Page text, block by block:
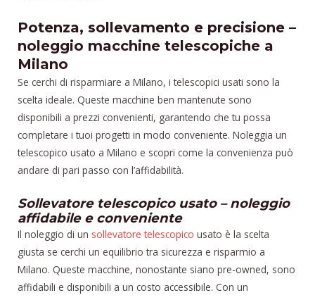
Potenza, sollevamento e precisione –
noleggio macchine telescopiche a
Milano
Se cerchi di risparmiare a Milano, i telescopici usati sono la
scelta ideale. Queste macchine ben mantenute sono
disponibili a prezzi convenienti, garantendo che tu possa
completare i tuoi progetti in modo conveniente. Noleggia un
telescopico usato a Milano e scopri come la convenienza può
andare di pari passo con l’affidabilità.
Sollevatore telescopico usato – noleggio
affidabile e conveniente
Il noleggio di un sollevatore telescopico usato è la scelta
giusta se cerchi un equilibrio tra sicurezza e risparmio a
Milano. Queste macchine, nonostante siano pre-owned, sono
affidabili e disponibili a un costo accessibile. Con un